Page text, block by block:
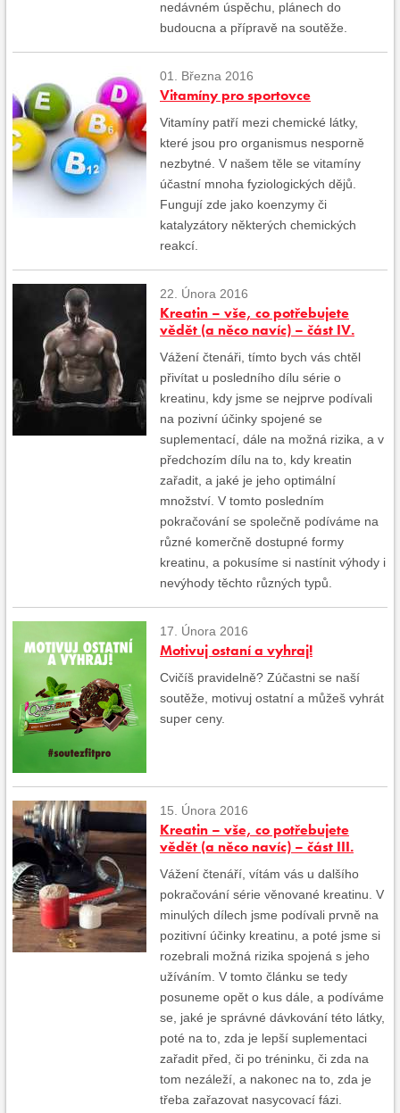
nedávném úspěchu, plánech do
budoucna a přípravě na soutěže.
01. Března 2016
Vitamíny pro sportovce
Vitamíny patří mezi chemické látky,
které jsou pro organismus nesporně
nezbytné. V našem těle se vitamíny
účastní mnoha fyziologických dějů.
Fungují zde jako koenzymy či
katalyzátory některých chemických
reakcí.
22. Února 2016
Kreatin – vše, co potřebujete
vědět (a něco navíc) – část IV.
Vážení čtenáři, tímto bych vás chtěl
přivítat u posledního dílu série o
kreatinu, kdy jsme se nejprve podívali
na pozivní účinky spojené se
suplementací, dále na možná rizika, a v
předchozím dílu na to, kdy kreatin
zařadit, a jaké je jeho optimální
množství. V tomto posledním
pokračování se společně podíváme na
různé komerčně dostupné formy
kreatinu, a pokusíme si nastínit výhody i
nevýhody těchto různých typů.
17. Února 2016
Motivuj ostaní a vyhraj!
Cvičíš pravidelně? Zúčastni se naší
soutěže, motivuj ostatní a můžeš vyhrát
super ceny.
15. Února 2016
Kreatin – vše, co potřebujete
vědět (a něco navíc) – část III.
Vážení čtenáří, vítám vás u dalšího
pokračování série věnované kreatinu. V
minulých dílech jsme podívali prvně na
pozitivní účinky kreatinu, a poté jsme si
rozebrali možná rizika spojená s jeho
užíváním. V tomto článku se tedy
posuneme opět o kus dále, a podíváme
se, jaké je správné dávkování této látky,
poté na to, zda je lepší suplementaci
zařadit před, či po tréninku, či zda na
tom nezáleží, a nakonec na to, zda je
třeba zařazovat nasycovací fázi.